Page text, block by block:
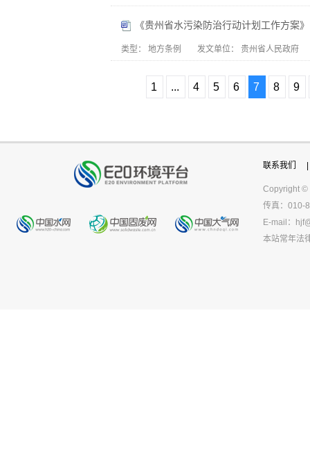
《贵州省水污染防治行动计划工作方案》
类型： 地方条例 发文单位： 贵州省人民政府
1 ... 4 5 6 7 8 9
联系我们 |
Copyright ©
传真：010-
E-mail：
本站常年法